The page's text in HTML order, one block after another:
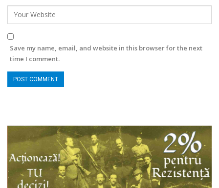
Save my name, email, and website in this browser for the next
time I comment.